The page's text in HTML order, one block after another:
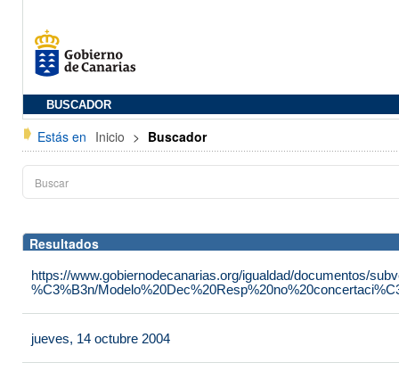
BUSCADOR
Estás en Inicio > Buscador
Resultados
https://www.gobiernodecanarias.org/igualdad/documentos/
%C3%B3n/
jueves, 14 octubre 2004